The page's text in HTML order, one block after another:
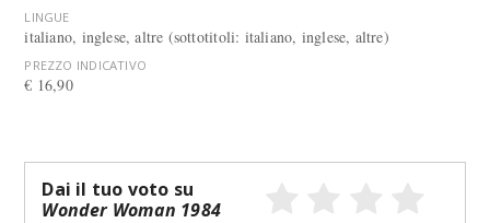
LINGUE
italiano, inglese, altre (sottotitoli: italiano, inglese, altre)
PREZZO INDICATIVO
€ 16,90
Dai il tuo voto su
Wonder Woman 1984